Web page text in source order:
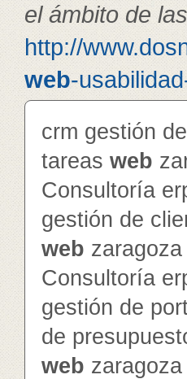
el ámbito de
http://
web-
crm gestión
tareas web
Consultoría
gestión de
web
Consultoría
gestión de
de
web